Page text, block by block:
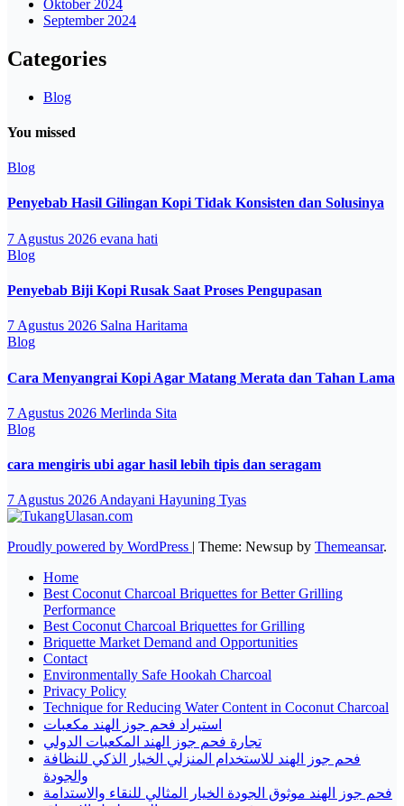
Oktober 2024
September 2024
Categories
Blog
You missed
Blog
Penyebab Hasil Gilingan Kopi Tidak Konsisten dan Solusinya
7 Agustus 2026 evana hati
Blog
Penyebab Biji Kopi Rusak Saat Proses Pengupasan
7 Agustus 2026 Salna Haritama
Blog
Cara Menyangrai Kopi Agar Matang Merata dan Tahan Lama
7 Agustus 2026 Merlinda Sita
Blog
cara mengiris ubi agar hasil lebih tipis dan seragam
7 Agustus 2026 Andayani Hayuning Tyas
Proudly powered by WordPress | Theme: Newsup by Themeansar.
Home
Best Coconut Charcoal Briquettes for Better Grilling
Performance
Best Coconut Charcoal Briquettes for Grilling
Briquette Market Demand and Opportunities
Contact
Environmentally Safe Hookah Charcoal
Privacy Policy
Technique for Reducing Water Content in Coconut Charcoal
استيراد فحم جوز الهند مكعبات
تجارة فحم جوز الهند المكعبات الدولي
فحم جوز الهند للاستخدام المنزلي الخيار الذكي للنظافة
والجودة
فحم جوز الهند موثوق الجودة الخيار المثالي للنقاء والاستدامة